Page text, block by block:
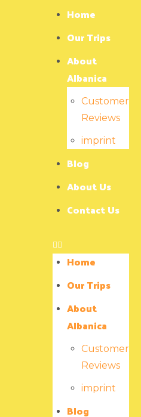
Home
Our Trips
About
Albanica
Customer
Reviews
imprint
Blog
About Us
Contact Us
Home
Our Trips
About
Albanica
Customer
Reviews
imprint
Blog